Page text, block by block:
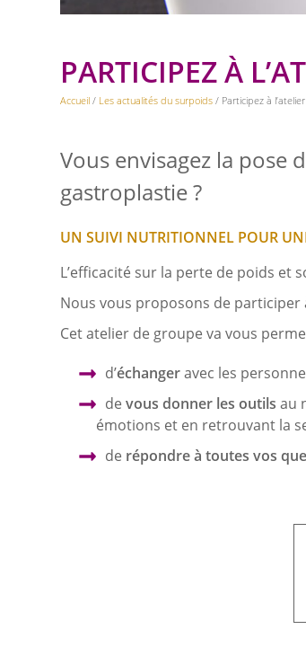
PARTICIPEZ À
Accueil / Les actualités du surpoids / Participez à
Vous envisagez la pose
gastroplastie ?
UN SUIVI NUTRITIONNEL POUR
L’efficacité sur la perte de poids
Nous vous proposons de
Cet atelier de groupe va vous
d’échangeravec les
devous donner les outils au
émotions et en retrouvant la
de répondre à toutes vos